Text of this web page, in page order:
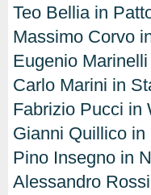
Teo Bellia in
Massimo Corvo
Eugenio
Carlo Marini in
Fabrizio Pucci in
Gianni Quillico
Pino Insegno in
Alessandro